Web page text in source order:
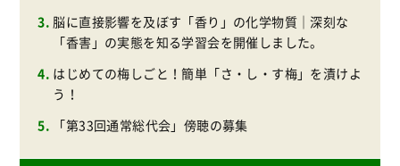
脳に直接影響を及ぼす「香り」の化学物質｜深刻な
「香害」の実態を知る学習会を開催しました。
はじめての梅しごと！簡単「さ・し・す梅」を漬けよ
う！
「第33回通常総代会」傍聴の募集